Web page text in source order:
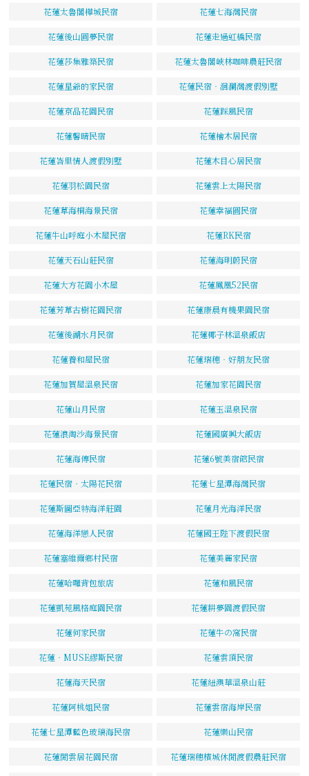
花蓮太魯閣樺城民宿 花蓮七海灣民宿
花蓮後山圓夢民宿 花蓮走過虹橋民宿
花蓮莎集雅築民宿 花蓮太魯閣峽林咖啡農莊民宿
花蓮星爺的家民宿 花蓮民宿‧洄瀾灣渡假別墅
花蓮京品花園民宿 花蓮踩風民宿
花蓮馨晴民宿 花蓮檜木居民宿
花蓮峇里情人渡假別墅 花蓮木目心居民宿
花蓮羽松園民宿 花蓮雲上太陽民宿
花蓮草海桐海景民宿 花蓮幸福圓民宿
花蓮牛山呼庭小木屋民宿 花蓮RK民宿
花蓮天石山莊民宿 花蓮海明蔚民宿
花蓮大方花園小木屋 花蓮鳳凰52民宿
花蓮芳草古樹花園民宿 花蓮康晨有機果園民宿
花蓮後湖水月民宿 花蓮椰子林溫泉飯店
花蓮養和屋民宿 花蓮瑞穗‧好朋友民宿
花蓮加賀屋溫泉民宿 花蓮加家花園民宿
花蓮山月民宿 花蓮玉溫泉民宿
花蓮浪淘沙海景民宿 花蓮國廣興大飯店
花蓮海傳民宿 花蓮6號美宿館民宿
花蓮民宿‧太陽花民宿 花蓮七星潭海灣民宿
花蓮斯圖亞特海洋莊園 花蓮月光海洋民宿
花蓮海洋戀人民宿 花蓮國王陛下渡假民宿
花蓮塞維爾鄉村民宿 花蓮美麗家民宿
花蓮哈囉背包旅店 花蓮和風民宿
花蓮凱苑風格庭園民宿 花蓮耕夢園渡假民宿
花蓮何家民宿 花蓮牛の窩民宿
花蓮‧MUSE繆斯民宿 花蓮雲頂民宿
花蓮海天民宿 花蓮紐澳華溫泉山莊
花蓮阿桃姐民宿 花蓮雲宿海岸民宿
花蓮七星潭藍色玻璃海民宿 花蓮樂山民宿
花蓮閒雲居花園民宿 花蓮瑞穗檳城休閒渡假農莊民宿